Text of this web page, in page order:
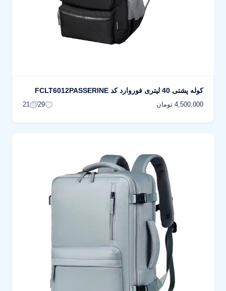
کوله پشتی 40 لیتری فوروارد کد FCLT6012PASSERINE
4,500,000 تومان 29
21